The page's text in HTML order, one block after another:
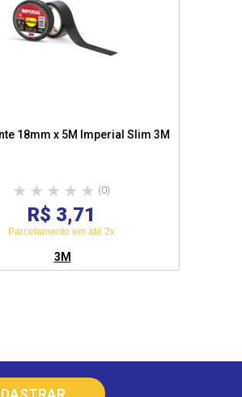
18mm x 5M Imperial Slim 3M
(0)
R$ 3,71
Parcelamento em até 2x
3M